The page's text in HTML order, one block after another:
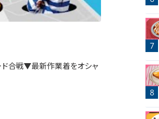
ド合戦▼最新作業着をオシャ
5
7
8